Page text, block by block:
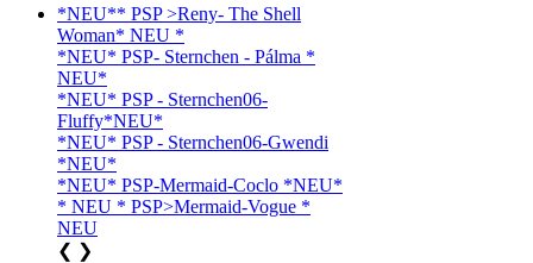
*NEU** PSP >Reny- The Shell
Woman* NEU *
*NEU* PSP- Sternchen - Pálma *
NEU*
*NEU* PSP - Sternchen06-
Fluffy*NEU*
*NEU* PSP - Sternchen06-Gwendi
*NEU*
*NEU* PSP-Mermaid-Coclo *NEU*
* NEU * PSP>Mermaid-Vogue *
NEU
❮ ❯